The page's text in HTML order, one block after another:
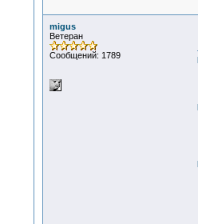
migus
Ветеран
Сообщений: 1789